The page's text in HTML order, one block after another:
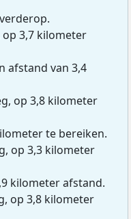
3,7 kilometer
afstand van 3,4
op 3,8 kilometer
te bereiken.
op 3,3 kilometer
kilometer afstand.
op 3,8 kilometer